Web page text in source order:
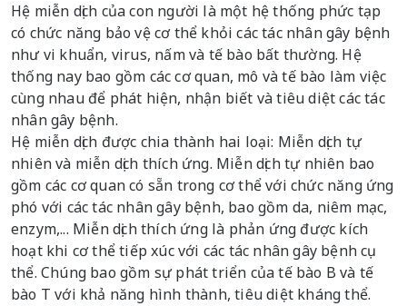
Hệ miễn dịch của con người là một hệ thống phức tạp
có chức năng bảo vệ cơ thể khỏi các tác nhân gây bệnh
như vi khuẩn, virus, nấm và tế bào bất thường. Hệ
thống nay bao gồm các cơ quan, mô và tế bào làm việc
cùng nhau để phát hiện, nhận biết và tiêu diệt các tác
nhân gây bệnh.
Hệ miễn dịch được chia thành hai loại: Miễn dịch tự
nhiên và miễn dịch thích ứng. Miễn dịch tự nhiên bao
gồm các cơ quan có sẵn trong cơ thể với chức năng ứng
phó với các tác nhân gây bệnh, bao gồm da, niêm mạc,
enzym,... Miễn dịch thích ứng là phản ứng được kích
hoạt khi cơ thể tiếp xúc với các tác nhân gây bệnh cụ
thể. Chúng bao gồm sự phát triển của tế bào B và tế
bào T với khả năng hình thành, tiêu diệt kháng thể.